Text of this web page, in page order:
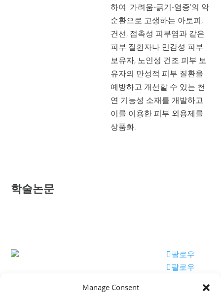
Manage Consent
하여 '가려움-긁기-염증'의 악
순환으로 고생하는 아토피,
건선, 접촉성 피부염과 같은
피부 질환자나 민감성 피부
보유자, 노인성 건조 피부 보
유자의 만성적 피부 질환을
예방하고 개선할 수 있는 천
연 기능성 소재를 개발하고
이를 이용한 피부 외용제를
상품화.
학술논문
1403호, 2001호,
팔로우
팔로우